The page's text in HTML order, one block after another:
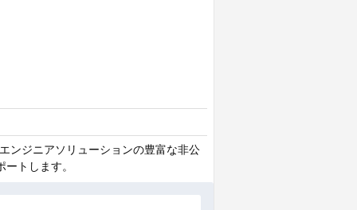
ンジニアソリューションの豊富な非公
トします。